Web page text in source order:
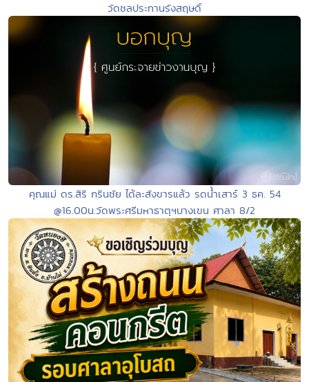
วัดชลประทานรังสฤษดิ์
คุณแม่ ดร.สิริ กรินชัย ได้ละสังขารแล้ว รดน้ำเสาร์ 3 ธค. 54
@16.00น.วัดพระศรีมหาธาตุฯบางเขน ศาลา 8/2